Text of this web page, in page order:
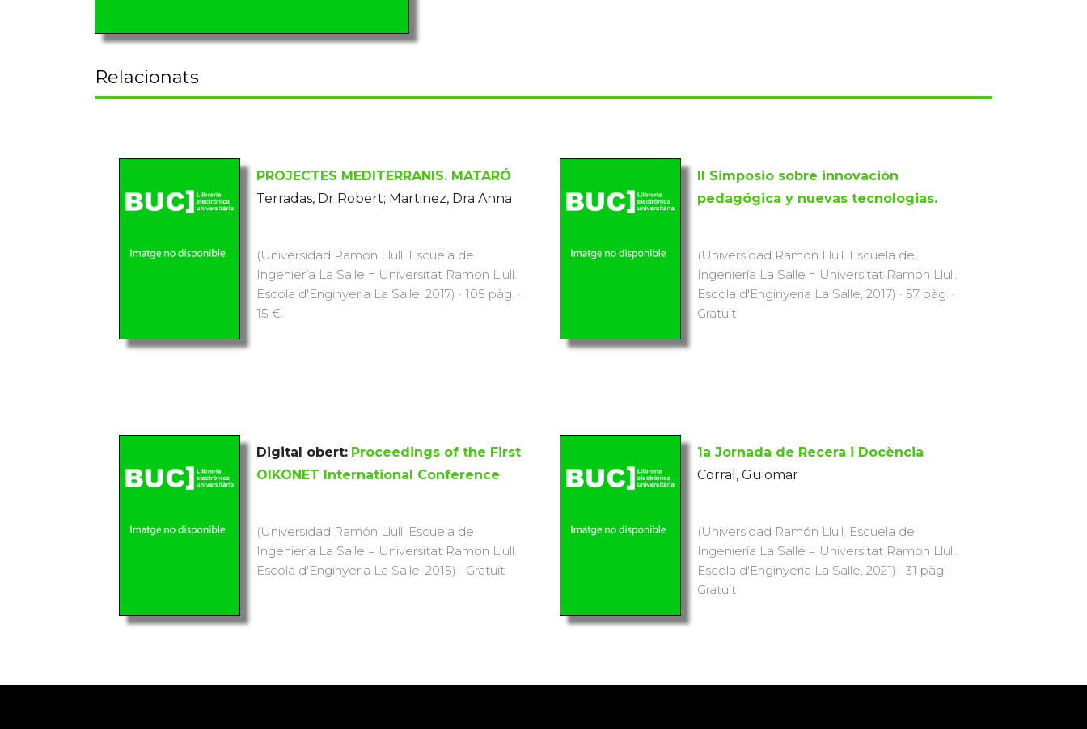
Relacionats
PROJECTES MEDITERRANIS. MATARÓ
Terradas, Dr Robert; Martinez, Dra Anna
(Universidad Ramón Llull. Escuela de
Ingeniería La Salle = Universitat Ramon Llull.
Escola d'Enginyeria La Salle, 2017) · 105 pàg. ·
15 €
II Simposio sobre innovación
pedagógica y nuevas tecnologias.
(Universidad Ramón Llull. Escuela de
Ingeniería La Salle = Universitat Ramon Llull.
Escola d'Enginyeria La Salle, 2017) · 57 pàg. ·
Gratuït
Digital obert: Proceedings of the First
OIKONET International Conference
(Universidad Ramón Llull. Escuela de
Ingeniería La Salle = Universitat Ramon Llull.
Escola d'Enginyeria La Salle, 2015) · Gratuït
1a Jornada de Recera i Docència
Corral, Guiomar
(Universidad Ramón Llull. Escuela de
Ingeniería La Salle = Universitat Ramon Llull.
Escola d'Enginyeria La Salle, 2021) · 31 pàg. ·
Gratuït